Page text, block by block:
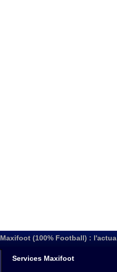
Maxifoot (100% Football) :
Services Maxifoot